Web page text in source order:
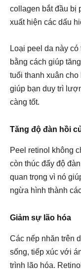
collagen bắt đầu bị
xuất hiện các dấu
Loại peel da này
bằng cách giúp
tuổi thanh xuân
giúp bạn duy trì
càng tốt.
Tăng độ đàn hồi
Peel retinol không
còn thúc đẩy độ
quan trọng vì nó
ngừa hình thành
Giảm sự lão hóa
Các nếp nhăn trên
sống, tiếp xúc với
trình lão hóa.